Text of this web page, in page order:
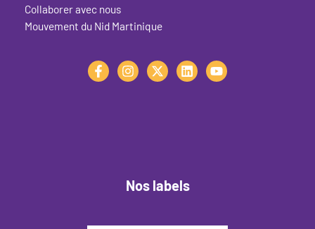
Collaborer avec nous
Mouvement du Nid Martinique
Nos labels